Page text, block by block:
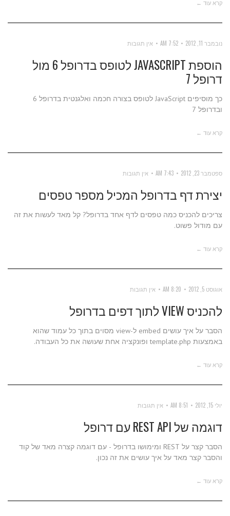
קרא עוד ←
נובמבר 11, 2012 7:52 AM אין תגובות
הוספת JAVASCRIPT לטופס בדרופל 6 מול
דרופל 7
כך מוסיפים JavaScript לטופס בצורה חכמה ואלגנטית בדרופל 6
ובדרופל 7
קרא עוד ←
ספטמבר 23, 2012 7:43 AM אין תגובות
יצירת דף בדרופל המכיל מספר טפסים
צריכים להכניס כמה טפסים לדף אחד בדרופל? קל מאד לעשות את זה
עם מודול פשוט.
קרא עוד ←
אוגוסט 5, 2012 8:20 AM אין תגובות
להכניס VIEW לתוך דפים בדרופל
הסבר על איך עושים embed ל-view מסוים בתוך כל עמוד שהוא
באמצעות template.php ופונקציה אחת שעושה את כל העבודה.
קרא עוד ←
יולי 15, 2012 8:51 AM אין תגובות
דוגמה של REST API עם דרופל
הסבר קצר על REST ומימושו בדרופל - עם דוגמה קצרה מאד של קוד
והסבר קצר מאד על איך עושים את זה נכון.
קרא עוד ←